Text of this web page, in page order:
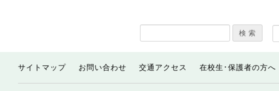
サイトマップ お問い合わせ 交通アクセス 在校生･保護者の方へ